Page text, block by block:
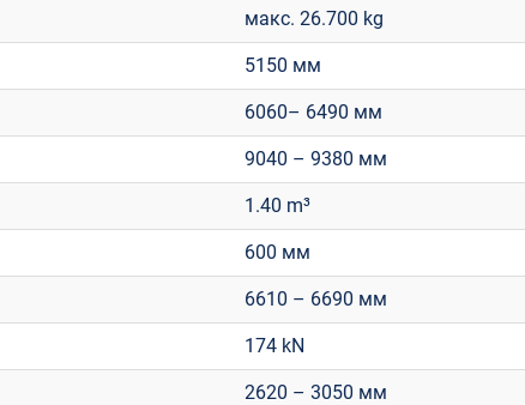
макс. 26.700 kg
5150 мм
6060– 6490 мм
9040 – 9380 мм
1.40 m³
600 мм
6610 – 6690 мм
174 kN
2620 – 3050 мм